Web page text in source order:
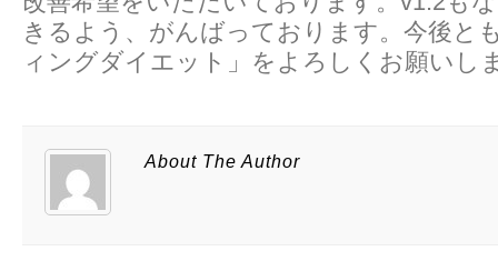
きるよう、がんばっております。今後と
ィングダイエット」をよろしくお願いし
About The Author